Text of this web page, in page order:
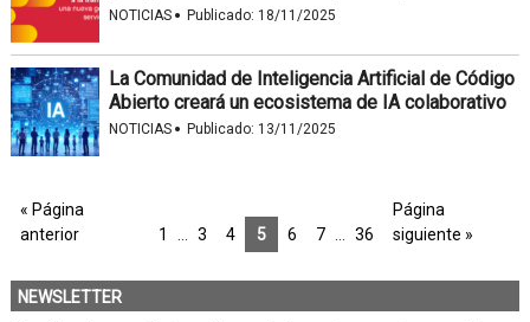
NOTICIAS · Publicado: 18/11/2025
La Comunidad de Inteligencia Artificial de Código
Abierto creará un ecosistema de IA colaborativo
NOTICIAS · Publicado: 13/11/2025
« Página
anterior
1 3 4 5 6 7 36
Página
siguiente »
NEWSLETTER